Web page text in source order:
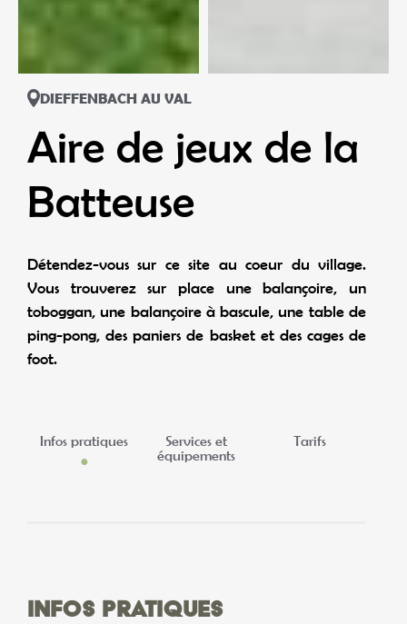
DIEFFENBACH AU VAL
Aire de jeux de la
Batteuse
Détendez-vous sur ce site au coeur du village.
Vous trouverez sur place une balançoire, un
toboggan, une balançoire à bascule, une table de
ping-pong, des paniers de basket et des cages de
foot.
Infos pratiques
Services et
équipements
Tarifs
Infos pratiques